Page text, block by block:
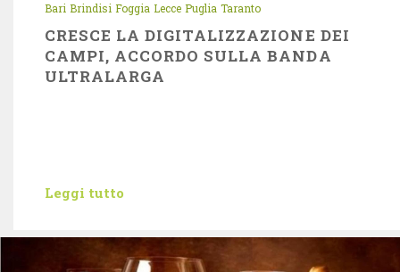
Bari Brindisi Foggia Lecce Puglia Taranto
CRESCE LA DIGITALIZZAZIONE DEI
CAMPI, ACCORDO SULLA BANDA
ULTRALARGA
Leggi tutto